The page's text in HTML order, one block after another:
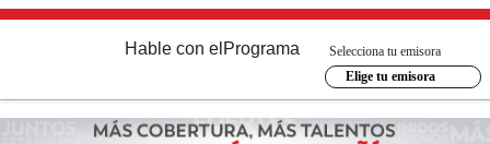
Hable con el Programa
Selecciona tu emisora
Elige tu emisora